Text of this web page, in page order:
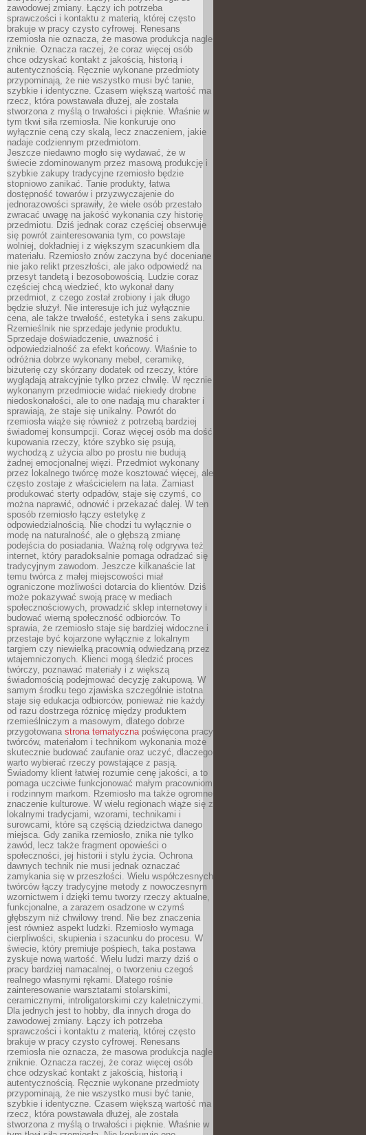
zawodowej zmiany. Łączy ich potrzeba
sprawczości i kontaktu z materią, której często
brakuje w pracy czysto cyfrowej. Renesans
rzemiosła nie oznacza, że masowa produkcja nagle
zniknie. Oznacza raczej, że coraz więcej osób
chce odzyskać kontakt z jakością, historią i
autentycznością. Ręcznie wykonane przedmioty
przypominają, że nie wszystko musi być tanie,
szybkie i identyczne. Czasem większą wartość ma
rzecz, która powstawała dłużej, ale została
stworzona z myślą o trwałości i pięknie. Właśnie w
tym tkwi siła rzemiosła. Nie konkuruje ono
wyłącznie ceną czy skalą, lecz znaczeniem, jakie
nadaje codziennym przedmiotom.
Jeszcze niedawno mogło się wydawać, że w
świecie zdominowanym przez masową produkcję i
szybkie zakupy tradycyjne rzemiosło będzie
stopniowo zanikać. Tanie produkty, łatwa
dostępność towarów i przyzwyczajenie do
jednorazowości sprawiły, że wiele osób przestało
zwracać uwagę na jakość wykonania czy historię
przedmiotu. Dziś jednak coraz częściej obserwuje
się powrót zainteresowania tym, co powstaje
wolniej, dokładniej i z większym szacunkiem dla
materiału. Rzemiosło znów zaczyna być doceniane
nie jako relikt przeszłości, ale jako odpowiedź na
przesyt tandetą i bezosobowością. Ludzie coraz
częściej chcą wiedzieć, kto wykonał dany
przedmiot, z czego został zrobiony i jak długo
będzie służył. Nie interesuje ich już wyłącznie
cena, ale także trwałość, estetyka i sens zakupu.
Rzemieślnik nie sprzedaje jedynie produktu.
Sprzedaje doświadczenie, uważność i
odpowiedzialność za efekt końcowy. Właśnie to
odróżnia dobrze wykonany mebel, ceramikę,
biżuterię czy skórzany dodatek od rzeczy, które
wyglądają atrakcyjnie tylko przez chwilę. W ręcznie
wykonanym przedmiocie widać niekiedy drobne
niedoskonałości, ale to one nadają mu charakter i
sprawiają, że staje się unikalny. Powrót do
rzemiosła wiąże się również z potrzebą bardziej
świadomej konsumpcji. Coraz więcej osób ma dość
kupowania rzeczy, które szybko się psują,
wychodzą z użycia albo po prostu nie budują
żadnej emocjonalnej więzi. Przedmiot wykonany
przez lokalnego twórcę może kosztować więcej, ale
często zostaje z właścicielem na lata. Zamiast
produkować sterty odpadów, staje się czymś, co
można naprawić, odnowić i przekazać dalej. W ten
sposób rzemiosło łączy estetykę z
odpowiedzialnością. Nie chodzi tu wyłącznie o
modę na naturalność, ale o głębszą zmianę
podejścia do posiadania. Ważną rolę odgrywa też
internet, który paradoksalnie pomaga odradzać się
tradycyjnym zawodom. Jeszcze kilkanaście lat
temu twórca z małej miejscowości miał
ograniczone możliwości dotarcia do klientów. Dziś
może pokazywać swoją pracę w mediach
społecznościowych, prowadzić sklep internetowy i
budować wierną społeczność odbiorców. To
sprawia, że rzemiosło staje się bardziej widoczne i
przestaje być kojarzone wyłącznie z lokalnym
targiem czy niewielką pracownią odwiedzaną przez
wtajemniczonych. Klienci mogą śledzić proces
twórczy, poznawać materiały i z większą
świadomością podejmować decyzję zakupową. W
samym środku tego zjawiska szczególnie istotna
staje się edukacja odbiorców, ponieważ nie każdy
od razu dostrzega różnicę między produktem
rzemieślniczym a masowym, dlatego dobrze
przygotowana strona tematycznapoświęcona pracy
twórców, materiałom i technikom wykonania może
skutecznie budować zaufanie oraz uczyć, dlaczego
warto wybierać rzeczy powstające z pasją.
Świadomy klient łatwiej rozumie cenę jakości, a to
pomaga uczciwie funkcjonować małym pracowniom
i rodzinnym markom. Rzemiosło ma także ogromne
znaczenie kulturowe. W wielu regionach wiąże się z
lokalnymi tradycjami, wzorami, technikami i
surowcami, które są częścią dziedzictwa danego
miejsca. Gdy zanika rzemiosło, znika nie tylko
zawód, lecz także fragment opowieści o
społeczności, jej historii i stylu życia. Ochrona
dawnych technik nie musi jednak oznaczać
zamykania się w przeszłości. Wielu współczesnych
twórców łączy tradycyjne metody z nowoczesnym
wzornictwem i dzięki temu tworzy rzeczy aktualne,
funkcjonalne, a zarazem osadzone w czymś
głębszym niż chwilowy trend. Nie bez znaczenia
jest również aspekt ludzki. Rzemiosło wymaga
cierpliwości, skupienia i szacunku do procesu. W
świecie, który premiuje pośpiech, taka postawa
zyskuje nową wartość. Wielu ludzi marzy dziś o
pracy bardziej namacalnej, o tworzeniu czegoś
realnego własnymi rękami. Dlatego rośnie
zainteresowanie warsztatami stolarskimi,
ceramicznymi, introligatorskimi czy kaletniczymi.
Dla jednych jest to hobby, dla innych droga do
zawodowej zmiany. Łączy ich potrzeba
sprawczości i kontaktu z materią, której często
brakuje w pracy czysto cyfrowej. Renesans
rzemiosła nie oznacza, że masowa produkcja nagle
zniknie. Oznacza raczej, że coraz więcej osób
chce odzyskać kontakt z jakością, historią i
autentycznością. Ręcznie wykonane przedmioty
przypominają, że nie wszystko musi być tanie,
szybkie i identyczne. Czasem większą wartość ma
rzecz, która powstawała dłużej, ale została
stworzona z myślą o trwałości i pięknie. Właśnie w